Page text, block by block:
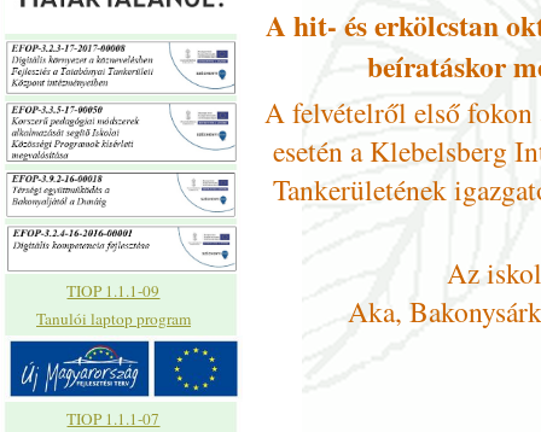
TIOP 1.1.1-09
Tanulói laptop program
TIOP 1.1.1-07
A hit- és erkölcstan
beíratáskor
A felvételről első fokon
esetén a Klebelsberg
Tankerületének
Az
Aka,